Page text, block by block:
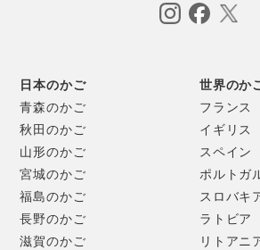
紐の太さは、用途に合わせて、極細から
ほどよい固さと弾力。
木型を使って編むため、かっちりと整っ
るのも、バレリアさんのかごの特徴です
こちらは、一本の長い紐を撚りながら編
編み方の一点。じっくり眺めてみてくだ
日本のかご
青森のかご
秋田のかご
山形のかご
宮城のかご
福島のかご
長野のかご
滋賀のかご
世界のか
フランス
イギリス
スペイン
ポルトガ
スロバキ
ラトビア
リトアニ